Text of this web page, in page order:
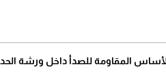
المقاومة للصدأ داخل ورشة